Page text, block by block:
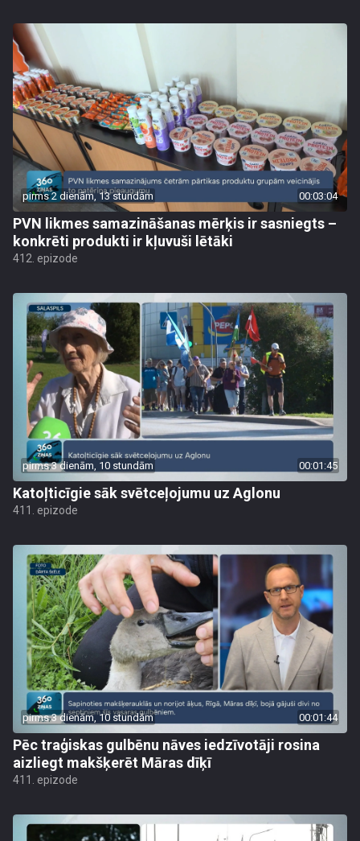
pirms 2 dienām, 13 stundām 00:03:04
PVN likmes samazināšanas mērķis ir sasniegts –
konkrēti produkti ir kļuvuši lētāki
412. epizode
pirms 3 dienām, 10 stundām 00:01:45
Katoļticīgie sāk svētceļojumu uz Aglonu
411. epizode
pirms 3 dienām, 10 stundām 00:01:44
Pēc traģiskas gulbēnu nāves iedzīvotāji rosina
aizliegt makšķerēt Māras dīķī
411. epizode